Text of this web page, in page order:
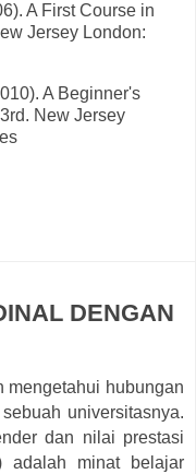
A First Course in
Jersey London:
A Beginner's
New Jersey
DENGAN
mengetahui hubungan
universitasnya.
dan nilai prestasi
adalah minat belajar